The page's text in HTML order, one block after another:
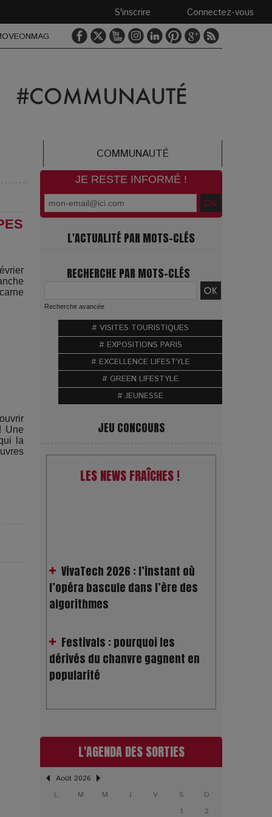
Connectez-vous
S'inscrire
COMMUNAUTÉ
Une
la
JE RESTE INFORMÉ !
L'ACTUALITÉ PAR MOTS-CLÉS
RECHERCHE PAR MOTS-CLÉS
Recherche avancée
# VISITES TOURISTIQUES
# EXPOSITIONS PARIS
# EXCELLENCE LIFESTYLE
# GREEN LIFESTYLE
# JEUNESSE
JEU CONCOURS
LES NEWS FRAÎCHES !
algorithmes
Festivals : pourquoi les
popularité
Les Rayons et les Ombres :
?
Gourou : quand le business du
bonheur devient un thriller
LOL 2.0 : aimer, grandir et se
L'AGENDA DES SORTIES
Août 2026
L
M M J V S
D
1
2